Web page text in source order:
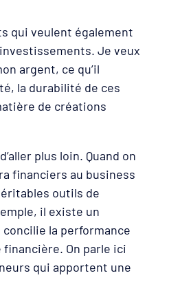
qui veulent également
Je veux
argent, ce qu’il
la durabilité de ces
de créations
plus loin. Quand on
financiers au business
outils de
il existe un
la performance
financière. On parle ici
qui apportent une